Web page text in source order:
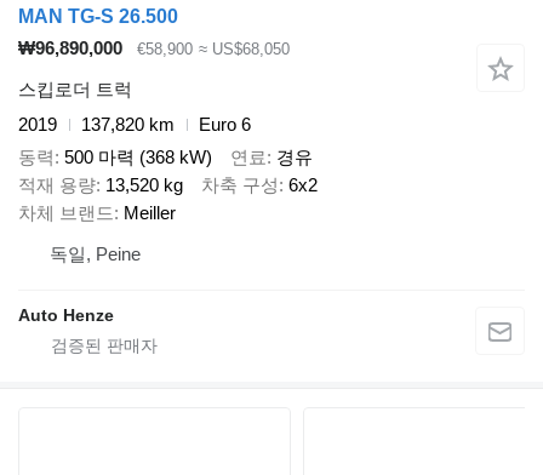
MAN TG-S 26.500
₩96,890,000
€58,900 ≈ US$68,050
스킵로더 트럭
2019
137,820 km
Euro 6
동력 500 마력 (368 kW) 연료
경유
적재 용량 13,520 kg 차축 구성 6x2
차체 브랜드
Meiller
독일, Peine
Auto Henze